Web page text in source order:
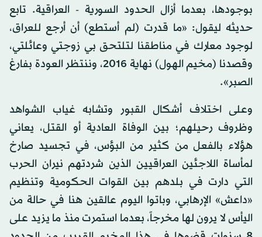
بوجودها، بعدما أزال الحدود السورية - العراقية. تابع
حديثه ليقول: «ما قدرت (لم أستطع) أن أرجع للعراق،
لوجود معارك في مناطقنا لتلتحق بي زوجتي وعائلتي،
وقصدنا (مخيم الهول) نهاية 2016، وننتظر العودة بفارغ
الصبر».
وعلى اختلاف أشكال القبور وتشابه غياب الشواهد
وظروف رحيلهم؛ بين الوفاة العادية أو القتل، يعاني
هؤلاء بالفعل من كثير من البؤس، في تجسيد صارخ
لمأساة اللاجئين العراقيين الذين شردتهم نيران الحرب
التي دارت في بلدهم بين القوات الحكومية وتنظيم
«داعش» الإرهابي، وباتوا اليوم عالقين هنا في حالة من
اليأس لا يرون لها مخرجاً، بعدما استمرت منذ ما يزيد على